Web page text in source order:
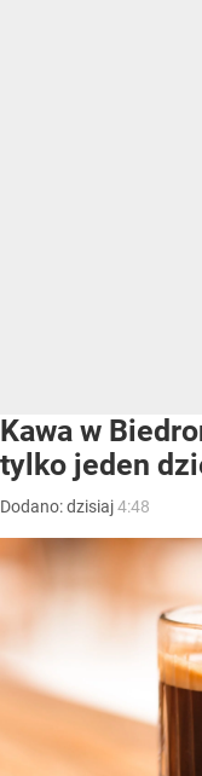
Kawa w
tylko jeden
Dodano:dzisiaj4:48